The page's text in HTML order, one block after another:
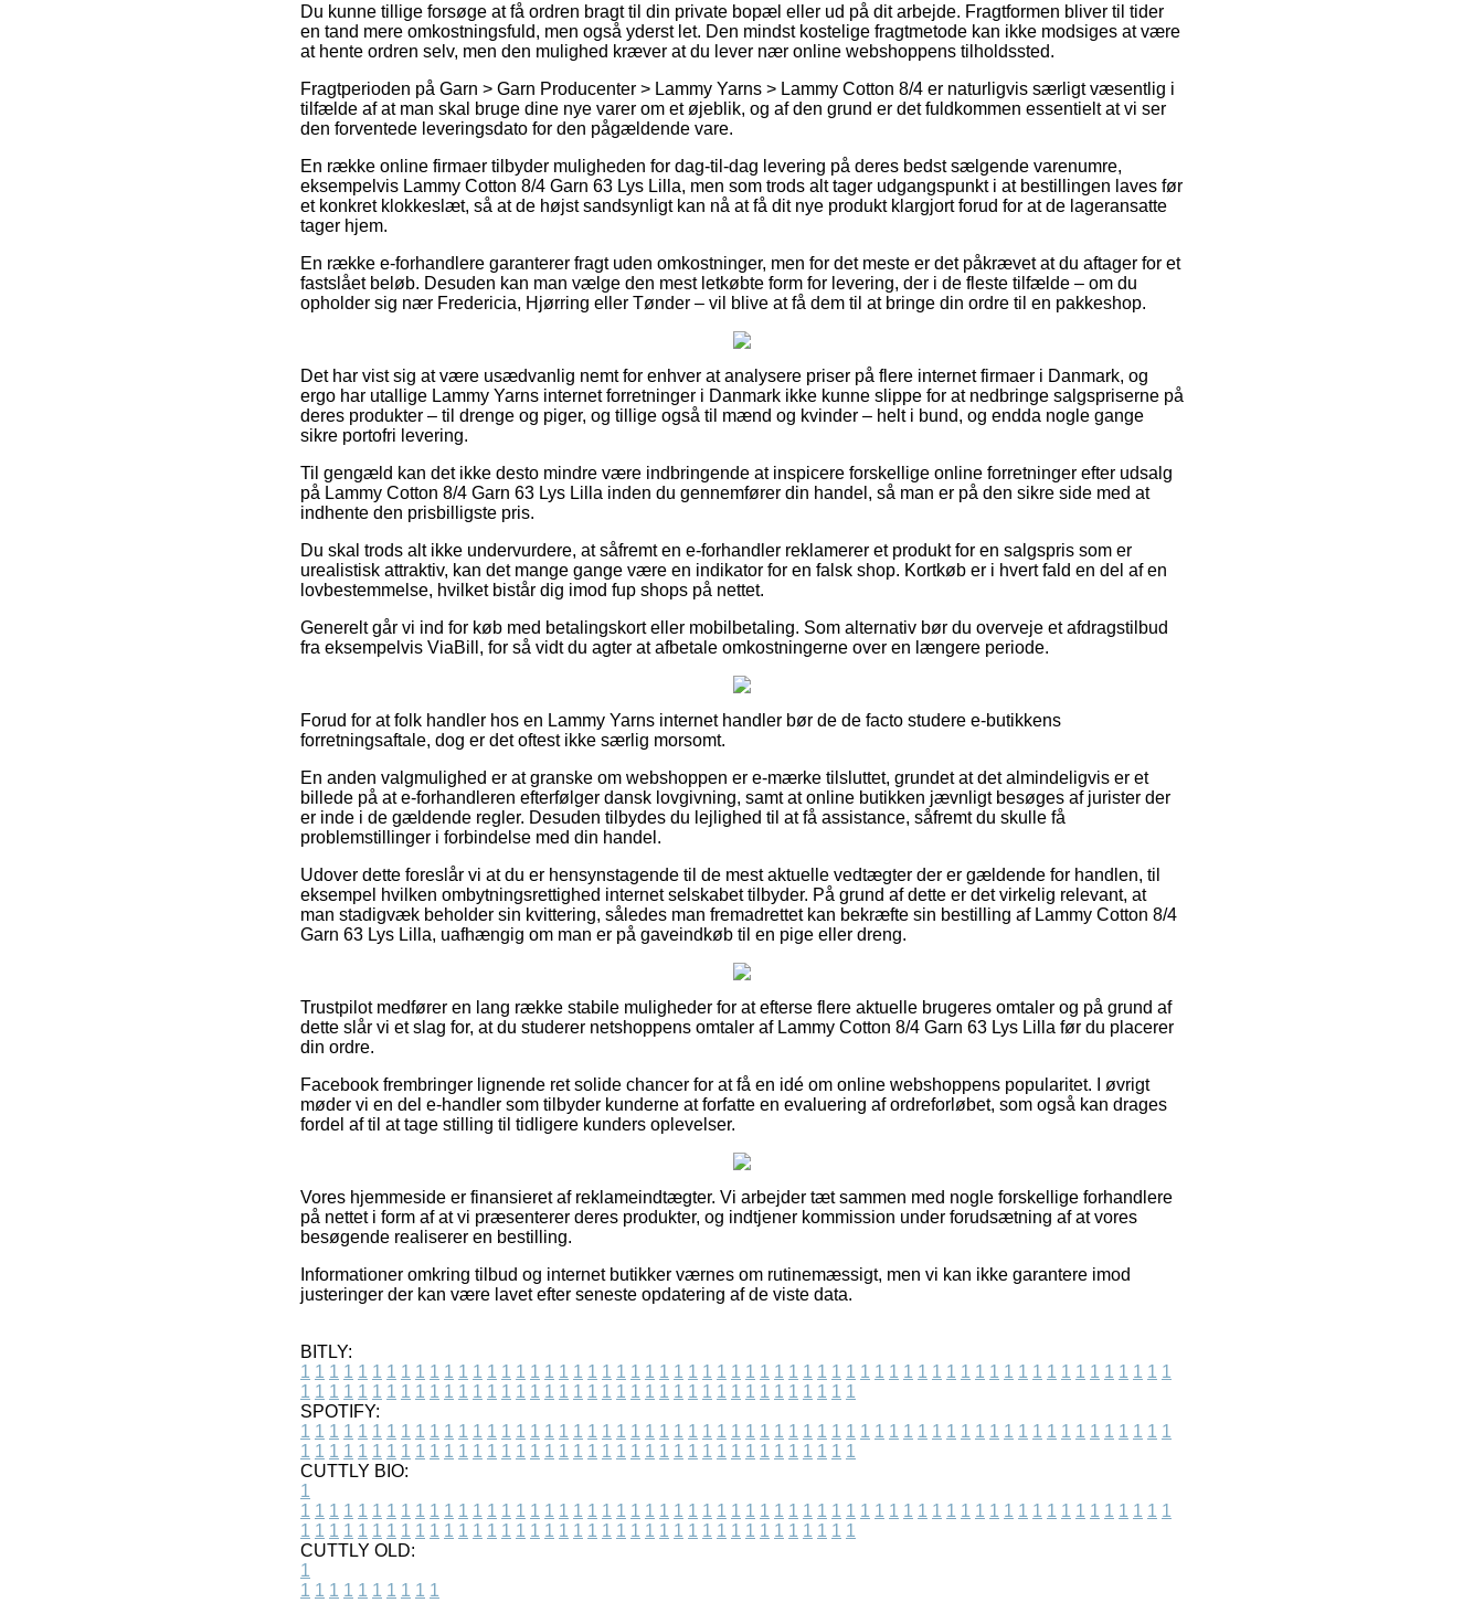
Du kunne tillige forsøge at få ordren bragt til din private bopæl eller ud på dit arbejde. Fragtformen bliver til tider
en tand mere omkostningsfuld, men også yderst let. Den mindst kostelige fragtmetode kan ikke modsiges at være
at hente ordren selv, men den mulighed kræver at du lever nær online webshoppens tilholdssted.
Fragtperioden på Garn > Garn Producenter > Lammy Yarns > Lammy Cotton 8/4 er naturligvis særligt væsentlig i
tilfælde af at man skal bruge dine nye varer om et øjeblik, og af den grund er det fuldkommen essentielt at vi ser
den forventede leveringsdato for den pågældende vare.
En række online firmaer tilbyder muligheden for dag-til-dag levering på deres bedst sælgende varenumre,
eksempelvis Lammy Cotton 8/4 Garn 63 Lys Lilla, men som trods alt tager udgangspunkt i at bestillingen laves før
et konkret klokkeslæt, så at de højst sandsynligt kan nå at få dit nye produkt klargjort forud for at de lageransatte
tager hjem.
En række e-forhandlere garanterer fragt uden omkostninger, men for det meste er det påkrævet at du aftager for et
fastslået beløb. Desuden kan man vælge den mest letkøbte form for levering, der i de fleste tilfælde – om du
opholder sig nær Fredericia, Hjørring eller Tønder – vil blive at få dem til at bringe din ordre til en pakkeshop.
Det har vist sig at være usædvanlig nemt for enhver at analysere priser på flere internet firmaer i Danmark, og
ergo har utallige Lammy Yarns internet forretninger i Danmark ikke kunne slippe for at nedbringe salgspriserne på
deres produkter – til drenge og piger, og tillige også til mænd og kvinder – helt i bund, og endda nogle gange
sikre portofri levering.
Til gengæld kan det ikke desto mindre være indbringende at inspicere forskellige online forretninger efter udsalg
på Lammy Cotton 8/4 Garn 63 Lys Lilla inden du gennemfører din handel, så man er på den sikre side med at
indhente den prisbilligste pris.
Du skal trods alt ikke undervurdere, at såfremt en e-forhandler reklamerer et produkt for en salgspris som er
urealistisk attraktiv, kan det mange gange være en indikator for en falsk shop. Kortkøb er i hvert fald en del af en
lovbestemmelse, hvilket bistår dig imod fup shops på nettet.
Generelt går vi ind for køb med betalingskort eller mobilbetaling. Som alternativ bør du overveje et afdragstilbud
fra eksempelvis ViaBill, for så vidt du agter at afbetale omkostningerne over en længere periode.
Forud for at folk handler hos en Lammy Yarns internet handler bør de de facto studere e-butikkens
forretningsaftale, dog er det oftest ikke særlig morsomt.
En anden valgmulighed er at granske om webshoppen er e-mærke tilsluttet, grundet at det almindeligvis er et
billede på at e-forhandleren efterfølger dansk lovgivning, samt at online butikken jævnligt besøges af jurister der
er inde i de gældende regler. Desuden tilbydes du lejlighed til at få assistance, såfremt du skulle få
problemstillinger i forbindelse med din handel.
Udover dette foreslår vi at du er hensynstagende til de mest aktuelle vedtægter der er gældende for handlen, til
eksempel hvilken ombytningsrettighed internet selskabet tilbyder. På grund af dette er det virkelig relevant, at
man stadigvæk beholder sin kvittering, således man fremadrettet kan bekræfte sin bestilling af Lammy Cotton 8/4
Garn 63 Lys Lilla, uafhængig om man er på gaveindkøb til en pige eller dreng.
Trustpilot medfører en lang række stabile muligheder for at efterse flere aktuelle brugeres omtaler og på grund af
dette slår vi et slag for, at du studerer netshoppens omtaler af Lammy Cotton 8/4 Garn 63 Lys Lilla før du placerer
din ordre.
Facebook frembringer lignende ret solide chancer for at få en idé om online webshoppens popularitet. I øvrigt
møder vi en del e-handler som tilbyder kunderne at forfatte en evaluering af ordreforløbet, som også kan drages
fordel af til at tage stilling til tidligere kunders oplevelser.
Vores hjemmeside er finansieret af reklameindtægter. Vi arbejder tæt sammen med nogle forskellige forhandlere
på nettet i form af at vi præsenterer deres produkter, og indtjener kommission under forudsætning af at vores
besøgende realiserer en bestilling.
Informationer omkring tilbud og internet butikker værnes om rutinemæssigt, men vi kan ikke garantere imod
justeringer der kan være lavet efter seneste opdatering af de viste data.
BITLY:
1 1 1 1 1 1 1 1 1 1 1 1 1 1 1 1 1 1 1 1 1 1 1 1 1 1 1 1 1 1 1 1 1 1 1 1 1 1 1 1 1 1 1 1 1 1 1 1 1 1 1 1 1 1 1 1 1 1 1 1 1
1 1 1 1 1 1 1 1 1 1 1 1 1 1 1 1 1 1 1 1 1 1 1 1 1 1 1 1 1 1 1 1 1 1 1 1 1 1 1
SPOTIFY:
1 1 1 1 1 1 1 1 1 1 1 1 1 1 1 1 1 1 1 1 1 1 1 1 1 1 1 1 1 1 1 1 1 1 1 1 1 1 1 1 1 1 1 1 1 1 1 1 1 1 1 1 1 1 1 1 1 1 1 1 1
1 1 1 1 1 1 1 1 1 1 1 1 1 1 1 1 1 1 1 1 1 1 1 1 1 1 1 1 1 1 1 1 1 1 1 1 1 1 1
CUTTLY BIO:
1
1 1 1 1 1 1 1 1 1 1 1 1 1 1 1 1 1 1 1 1 1 1 1 1 1 1 1 1 1 1 1 1 1 1 1 1 1 1 1 1 1 1 1 1 1 1 1 1 1 1 1 1 1 1 1 1 1 1 1 1 1
1 1 1 1 1 1 1 1 1 1 1 1 1 1 1 1 1 1 1 1 1 1 1 1 1 1 1 1 1 1 1 1 1 1 1 1 1 1 1
CUTTLY OLD:
1
1 1 1 1 1 1 1 1 1 1